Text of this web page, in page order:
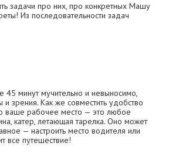
задачи про них, про конкретных Машу
Из последовательности задач
45 минут мучительно и невыносимо,
зрения. Как же совместить удобство
ваше рабочее место — это любое
катер, летающая тарелка. Оно может
— настроить место водителя или
все путешествие!